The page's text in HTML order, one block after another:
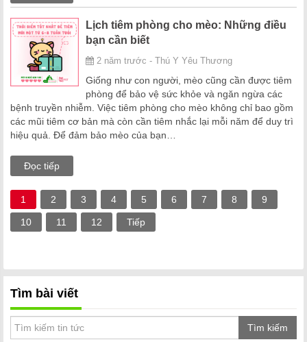
Lịch tiêm phòng cho mèo: Những điều
bạn cần biết
2 năm trước - Thú Y Yêu Thương
Giống như con người, mèo cũng cần được tiêm
phòng để bảo vệ sức khỏe và ngăn ngừa các
bệnh truyền nhiễm. Việc tiêm phòng cho mèo không chỉ bao gồm
các mũi tiêm cơ bản mà còn cần tiêm nhắc lại mỗi năm để duy trì
hiệu quả. Để đảm bảo mèo của bạn…
Đọc tiếp
1 2 3 4 5 6 7 8 9
10 11 12 Tiếp
Tìm bài viết
Tìm kiếm